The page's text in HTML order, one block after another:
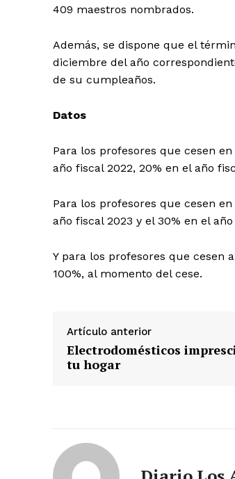
409 maestros nombrados.
Además, se dispone que el
diciembre del año
de su cumpleaños.
Datos
Para los profesores que cesen
año fiscal 2022, 20% en el año
Para los profesores que cesen
año fiscal 2023 y el 30% en el
Y para los profesores que cesen
100%, al momento del cese.
Artículo anterior
Electrodomésticos
tu hogar